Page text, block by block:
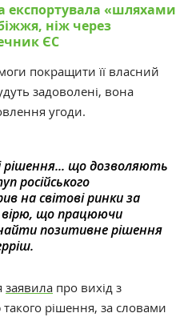
експортувала «шляхами
ніж через
ЄС
покращити її власний
задоволені, вона
угоди.
рішення... що дозволяють
російського
на світові ринки за
що працюючи
позитивне рішення
заявила про вихід з
рішення, за словами